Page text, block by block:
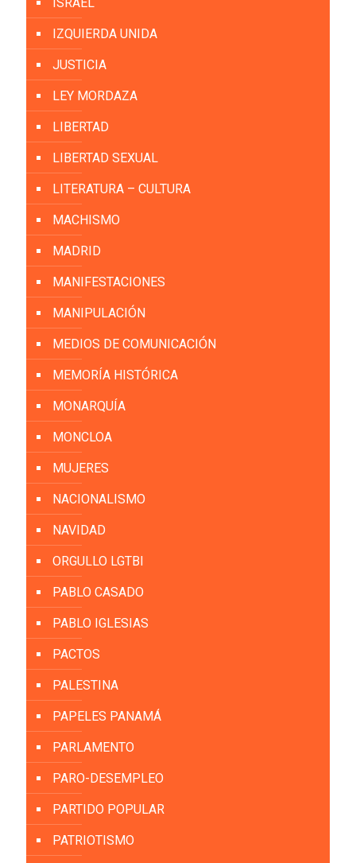
ISRAEL
IZQUIERDA UNIDA
JUSTICIA
LEY MORDAZA
LIBERTAD
LIBERTAD SEXUAL
LITERATURA – CULTURA
MACHISMO
MADRID
MANIFESTACIONES
MANIPULACIÓN
MEDIOS DE COMUNICACIÓN
MEMORÍA HISTÓRICA
MONARQUÍA
MONCLOA
MUJERES
NACIONALISMO
NAVIDAD
ORGULLO LGTBI
PABLO CASADO
PABLO IGLESIAS
PACTOS
PALESTINA
PAPELES PANAMÁ
PARLAMENTO
PARO-DESEMPLEO
PARTIDO POPULAR
PATRIOTISMO